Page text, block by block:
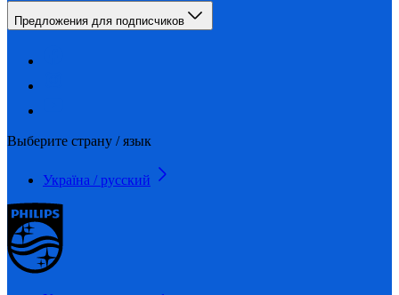
Предложения для подписчиков
Выберите страну / язык
Україна / русский